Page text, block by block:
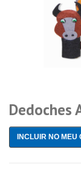
Dedoches
INCLUIR NO MEU